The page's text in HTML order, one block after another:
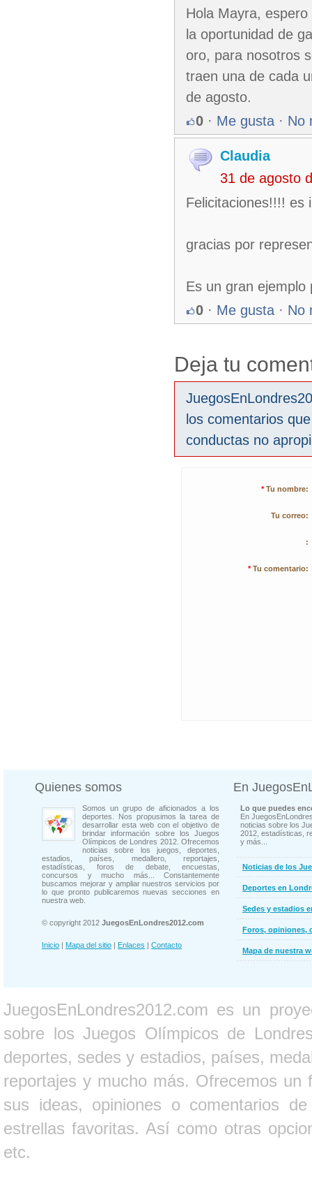
Hola Mayra,
la oportunidad de
oro, para nosotros
traen una de cada
de agosto.
0 · Me gusta · No
Claudia
31 de agosto
Felicitaciones!!!! es
gracias por
Es un gran
0 · Me gusta · No
Deja tu
los comentarios
conductas no
* Tu nombre:
Tu correo:
:
* Tu comentario:
Quienes somos
Somos un grupo de aficionados a los
deportes. Nos propusimos la tarea de
desarrollar esta web con el objetivo de
brindar información sobre los Juegos
Olímpicos de Londres 2012. Ofrecemos
noticias sobre los juegos, deportes,
estadios, países, medallero, reportajes,
estadísticas, foros de debate, encuestas,
concursos y mucho más... Constantemente
buscamos mejorar y ampliar nuestros servicios por
lo que pronto publicaremos nuevas secciones en
nuestra web.
© copyright 2012 JuegosEnLondres2012.com
Inicio | Mapa del sitio | Enlaces | Contacto
En
Lo que puedes
En
noticias sobre los
2012, estadísticas,
y más...
Noticias de los
Deportes en
Sedes y estadios
Foros, opiniones,
Mapa de nuestra
JuegosEnLondres2012.com es un
sobre los Juegos Olímpicos de
deportes, sedes y estadios, países,
reportajes y mucho más. Ofrecemos un
sus ideas, opiniones o comentarios
estrellas favoritas. Así como otras
etc.